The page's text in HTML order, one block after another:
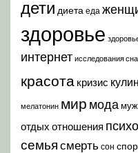
дети диета еда
здоровье
интернет исследования сна
красота кризис
мелатонин мир мода
отдых отношения
семья смерть сон